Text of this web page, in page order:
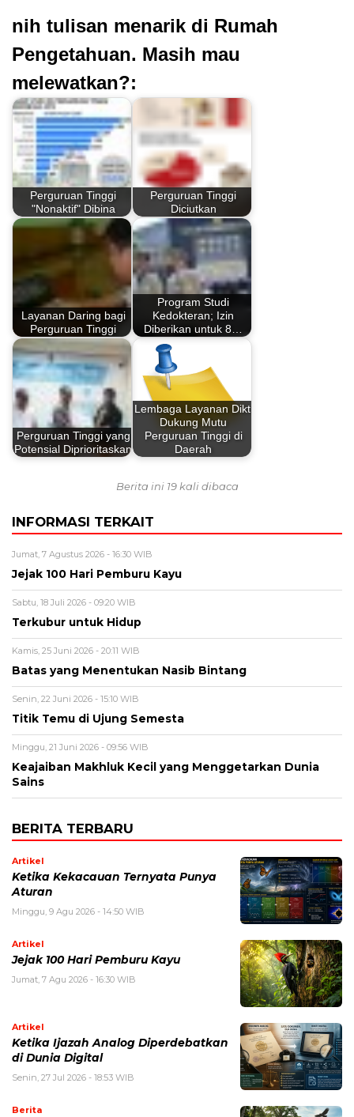
nih tulisan menarik di Rumah
Pengetahuan. Masih mau
melewatkan?:
Perguruan Tinggi
"Nonaktif" Dibina
Perguruan Tinggi
Diciutkan
Layanan Daring bagi
Perguruan Tinggi
Program Studi
Kedokteran; Izin
Diberikan untuk 8…
Perguruan Tinggi yang
Potensial Diprioritaskan
Lembaga Layanan Dikti
Dukung Mutu
Perguruan Tinggi di
Daerah
Berita ini 19 kali dibaca
INFORMASI TERKAIT
Jumat, 7 Agustus 2026 - 16:30 WIB
Jejak 100 Hari Pemburu Kayu
Sabtu, 18 Juli 2026 - 09:20 WIB
Terkubur untuk Hidup
Kamis, 25 Juni 2026 - 20:11 WIB
Batas yang Menentukan Nasib Bintang
Senin, 22 Juni 2026 - 15:10 WIB
Titik Temu di Ujung Semesta
Minggu, 21 Juni 2026 - 09:56 WIB
Keajaiban Makhluk Kecil yang Menggetarkan Dunia
Sains
BERITA TERBARU
Artikel
Ketika Kekacauan Ternyata Punya
Aturan
Minggu, 9 Agu 2026 - 14:50 WIB
Artikel
Jejak 100 Hari Pemburu Kayu
Jumat, 7 Agu 2026 - 16:30 WIB
Artikel
Ketika Ijazah Analog Diperdebatkan
di Dunia Digital
Senin, 27 Jul 2026 - 18:53 WIB
Berita